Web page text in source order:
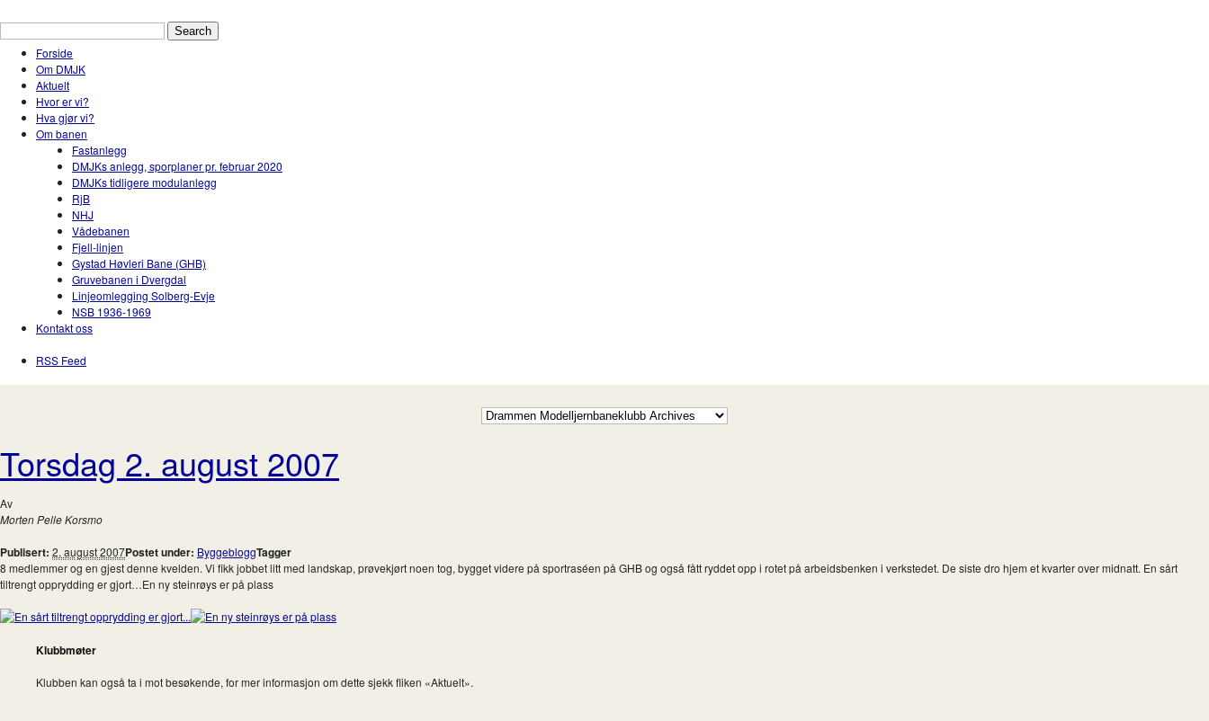
Forside
Om DMJK
Aktuelt
Hvor er vi?
Hva gjør vi?
Om banen
Fastanlegg
DMJKs anlegg, sporplaner pr. februar 2020
DMJKs tidligere modulanlegg
RjB
NHJ
Vådebanen
Fjell-linjen
Gystad Høvleri Bane (GHB)
Gruvebanen i Dvergdal
Linjeomlegging Solberg-Evje
NSB 1936-1969
Kontakt oss
RSS Feed
Torsdag 2. august 2007
Av
Morten Pelle Korsmo
Publisert: 2. august 2007Postet under: ByggebloggTagger
8 medlemmer og en gjest denne kvelden. Vi fikk jobbet litt med landskap, prøvekjørt noen tog, bygget videre på sportraséen på GHB og også fått ryddet opp i rotet på arbeidsbenken i verkstedet. De siste dro hjem et kvarter over midnatt. En sårt
tiltrengt opprydding er gjort…En ny steinrøys er på plass
Klubbmøter
Klubben kan også ta i mot besøkende, for mer informasjon om dette sjekk fliken «Aktuelt».